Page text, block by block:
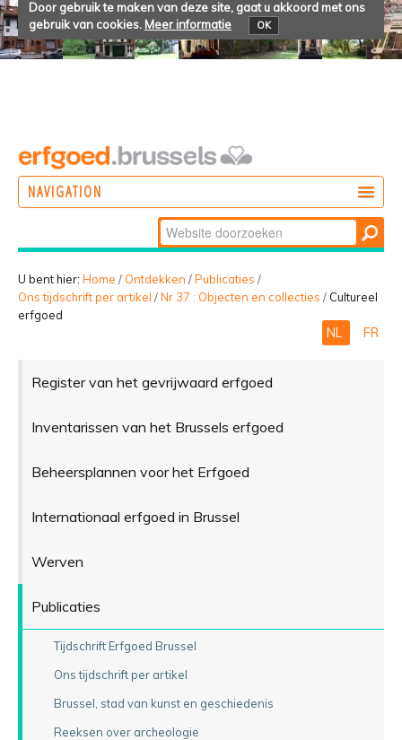
Door gebruik te maken van deze site, gaat u akkoord met ons
gebruik van cookies. Meer informatie OK
NAVIGATION
BELEVEN
Zoek
Geavanceerd
zoeken...
U bent hier: Home / Ontdekken /Publicaties /
Ons tijdschrift per artikel /Nr 37 : Objecten en collecties / Cultureel
erfgoed
NL FR
Register van het gevrijwaard erfgoed
Inventarissen van het Brussels erfgoed
Beheersplannen voor het Erfgoed
Internationaal erfgoed in Brussel
Werven
Publicaties
Tijdschrift Erfgoed Brussel
Ons tijdschrift per artikel
Brussel, stad van kunst en geschiedenis
Reeksen over archeologie